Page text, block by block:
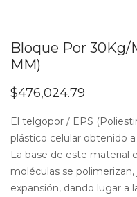
Bloque Por 30Kg/
MM)
$476,024.79
El telgopor / EPS
plástico celular obtenido
La base de este material
moléculas se
expansión, dando lugar a